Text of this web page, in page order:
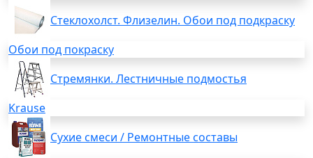
Стеклохолст. Флизелин. Обои под подкраску
Обои под покраску
Стремянки. Лестничные подмостья
Krause
Сухие смеси / Ремонтные составы